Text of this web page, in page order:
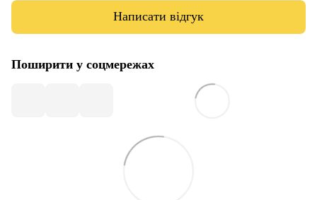
Написати відгук
Поширити у соцмережах